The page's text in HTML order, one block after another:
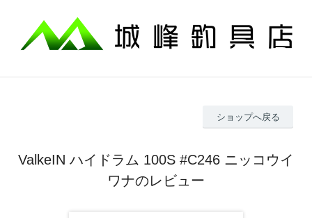
ショップへ戻る
ValkeIN ハイドラム 100S #C246 ニッコウイ
ワナのレビュー